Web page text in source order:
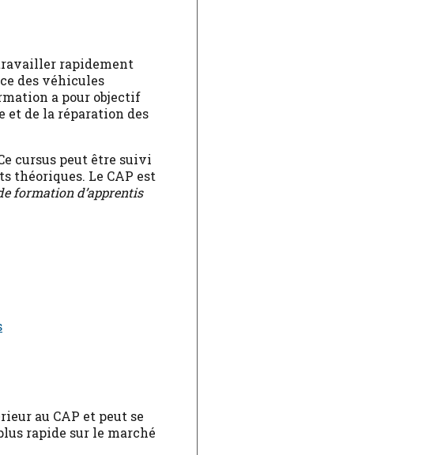
rapidement
des véhicules
a pour objectif
et de la réparation des
cursus peut être suivi
théoriques. Le CAP est
formation d’apprentis
au CAP et peut se
rapide sur le marché